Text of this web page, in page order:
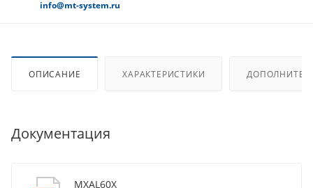
info@mt-system.ru
ОПИСАНИЕ ХАРАКТЕРИСТИКИ
Документация
MXAL60X